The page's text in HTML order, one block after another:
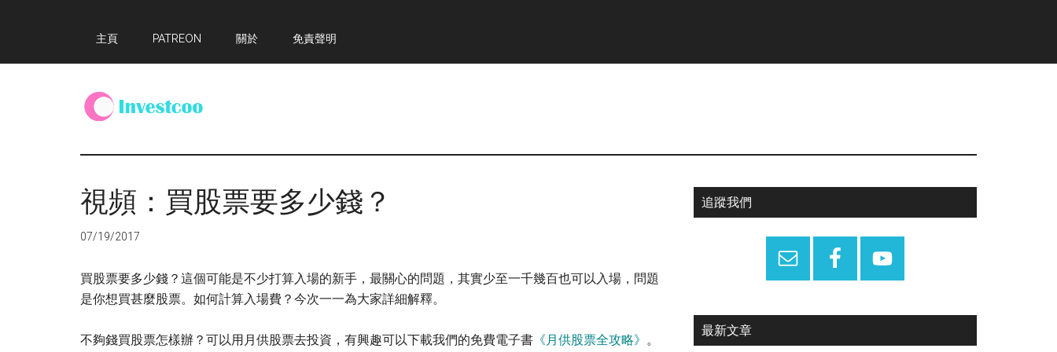
main
primary
footer
主頁 PATREON 關於 免責聲明
Investcoo
個
活
的
資
網
視頻：買股票要多少錢？
07/19/2017
買股票要多少錢？這個可能是不少打算入場的新手，最關心的問題，其實少至一千幾百也可以入場，問題
是你想買甚麼股票。如何計算入場費？今次一一為大家詳細解釋。
不夠錢買股票怎樣辦？可以用月供股票去投資，有興趣可以下載我們的免費電子書 《月供股票全攻略》 。
Primary
追蹤我們
最新文章